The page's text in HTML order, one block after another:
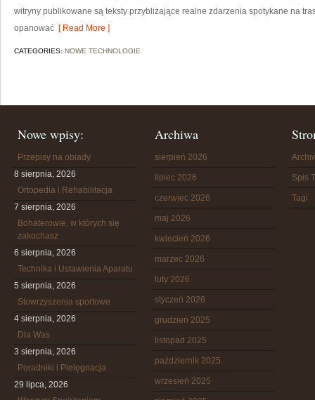
witryny publikowane są teksty przybliżające realne zdarzenia spotykane na
opanować [ Read More ]
CATEGORIES: NOWE TECHNOLOGIE
Nowe wpisy:
Przepisy na obiady
8 sierpnia, 2026
Ortopedia i Rehabilitacja
7 sierpnia, 2026
Bohaterowie, w których się
zakochasz
6 sierpnia, 2026
Technika i Ustawienia Aparatu
5 sierpnia, 2026
Stowrzyszenia sportowe
4 sierpnia, 2026
Dla Was
3 sierpnia, 2026
Poradniki i Pielęgnacja
29 lipca, 2026
Archiwa
sierpień 2026
lipiec 2026
czerwiec 2026
maj 2026
kwiecień 2026
marzec 2026
luty 2026
styczeń 2026
grudzień 2025
listopad 2025
październik 2025
wrzesień 2025
Spis
Tagi